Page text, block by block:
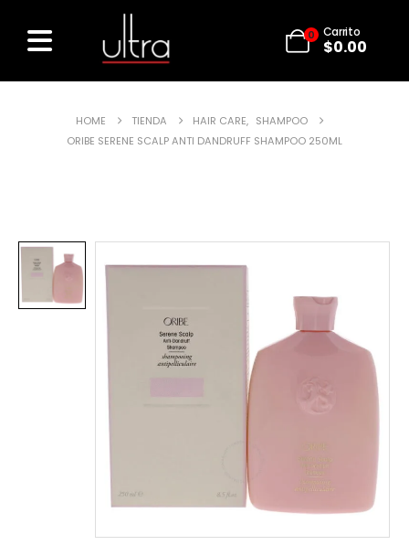
0 Carrito
$0.00
HOME TIENDA HAIR CARE, SHAMPOO
ORIBE SERENE SCALP ANTI DANDRUFF SHAMPOO 250ML